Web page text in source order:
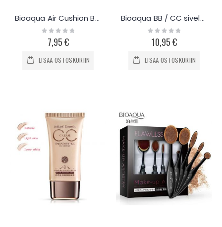
Bioaqua Air Cushion BB -voide
Rating:
0%7,95 €
LISÄÄ OSTOSKORIIN
Bioaqua BB / CC siveltimet 7x
Rating:
0%
10,95 €
LISÄÄ OSTOSKORIIN